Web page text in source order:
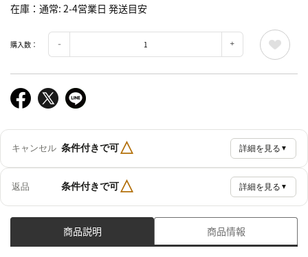
在庫 通常: 2-4営業日 発送目安
購入数：
キャンセル 条件付きで可△ 詳細を見る ▼
返品 条件付きで可△ 詳細を見る ▼
商品説明 商品情報